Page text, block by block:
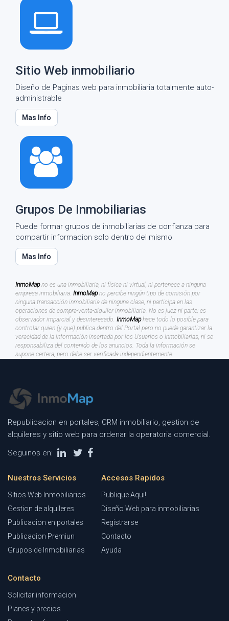
Sitio Web inmobiliario
Diseño de Paginas web para inmobiliaria totalmente auto-
administrable
Mas Info
Grupos De Inmobiliarias
Puede formar grupos de inmobiliarias de confianza para
compartir informacion solo dentro del mismo
Mas Info
InmoMapno es una inmobiliaria, ni física ni virtual, ni pertenece a ninguna
empresa inmobiliaria. InmoMapno percibe ningún tipo de comisión por
ninguna transacción inmobiliaria de ninguna clase, ni participa en las
operaciones de compra-venta-alquiler inmobiliaria. No es juez ni parte; es
observador imparcial y desinteresado. InmoMaphace todo lo posible para
controlar quien (y que) publica dentro del Portal pero no puede garantizar la
veracidad de la información insertada por los Usuarios o Inmobiliarias, ni se
responsabiliza del contenido de los anuncios. Toda la información se
supone certera, pero debe ser verificada independientemente.
Republicacion en portales, CRM inmobiliario, gestion de
alquileres y sitio web para ordenar la operatoria comercial.
Seguinos en:
Nuestros Servicios
Sitios Web Inmobiliarios
Gestion de alquileres
Publicacion en portales
Publicacion Premiun
Grupos de Inmobiliarias
Accesos Rapidos
Publique Aqui!
Diseño Web para inmobiliarias
Registrarse
Contacto
Ayuda
Contacto
Solicitar informacion
Planes y precios